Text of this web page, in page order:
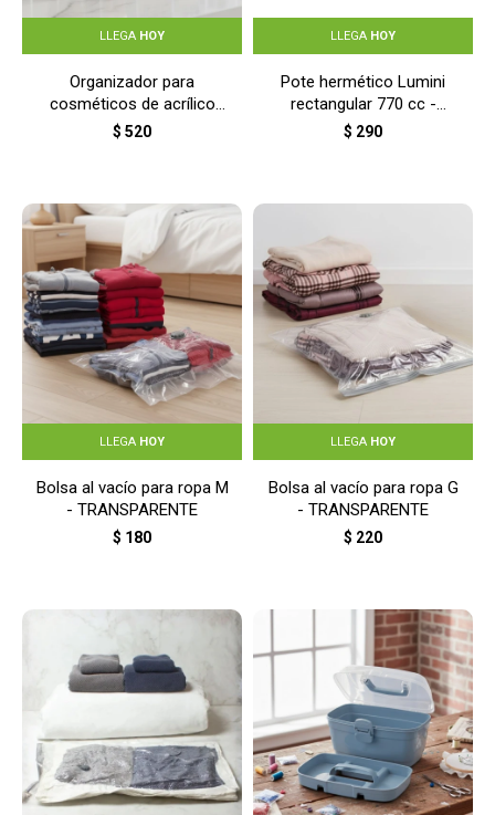
LLEGA HOY
Organizador para
cosméticos de acrílico
rectangular con 5
$ 520
LLEGA HOY
Pote hermético Lumini
rectangular 770 cc -
TRANSPARENTE
$ 290
LLEGA HOY
Bolsa al vacío para ropa M
- TRANSPARENTE
$ 180
LLEGA HOY
Bolsa al vacío para ropa G
- TRANSPARENTE
$ 220